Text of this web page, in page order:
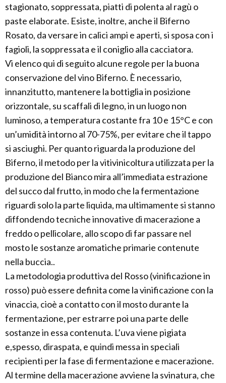
stagionato, soppressata, piatti di polenta al ragù o
paste elaborate. Esiste, inoltre, anche il Biferno
Rosato, da versare in calici ampi e aperti, si sposa con i
fagioli, la soppressata e il coniglio alla cacciatora.
Vi elenco qui di seguito alcune regole per la buona
conservazione del vino Biferno. È necessario,
innanzitutto, mantenere la bottiglia in posizione
orizzontale, su scaffali di legno, in un luogo non
luminoso, a temperatura costante fra 10 e 15°C e con
un’umidità intorno al 70-75%, per evitare che il tappo
si asciughi. Per quanto riguarda la produzione del
Biferno, il metodo per la vitivinicoltura utilizzata per la
produzione del Bianco mira all’immediata estrazione
del succo dal frutto, in modo che la fermentazione
riguardi solo la parte liquida, ma ultimamente si stanno
diffondendo tecniche innovative di macerazione a
freddo o pellicolare, allo scopo di far passare nel
mosto le sostanze aromatiche primarie contenute
nella buccia..
La metodologia produttiva del Rosso (vinificazione in
rosso) può essere definita come la vinificazione con la
vinaccia, cioè a contatto con il mosto durante la
fermentazione, per estrarre poi una parte delle
sostanze in essa contenuta. L’uva viene pigiata
e,spesso, diraspata, e quindi messa in speciali
recipienti per la fase di fermentazione e macerazione.
Al termine della macerazione avviene la svinatura, che